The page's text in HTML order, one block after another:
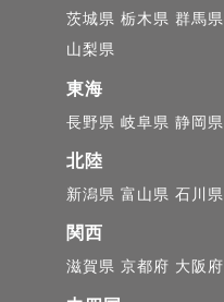
茨城県 栃木県 群馬県
山梨県
東海
長野県 岐阜県 静岡県
北陸
新潟県 富山県 石川県
関西
滋賀県 京都府 大阪府